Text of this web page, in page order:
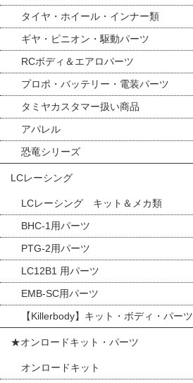
タイヤ・ホイール・インナー類
ギヤ・ピニオン・駆動パーツ
RCボディ＆エアロパーツ
プロポ・バッテリー・電装パーツ
タミヤカスタマー扱い商品
アパレル
恐竜シリーズ
LCレーシング
LCレーシング キット＆メカ類
BHC-1用パーツ
PTG-2用パーツ
LC12B1 用パーツ
EMB-SC用パーツ
【Killerbody】キット・ボディ・パーツ
★オンロードキット・パーツ
オンロードキット